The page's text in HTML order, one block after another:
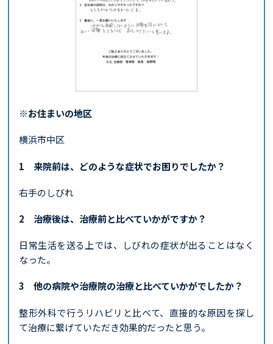
※お住まいの地区
横浜市中区
1 来院前は、どのような症状でお困りでしたか？
右手のしびれ
2 治療後は、治療前と比べていかがですか？
日常生活を送る上では、しびれの症状が出ることはなく
なった。
3 他の病院や治療院の治療と比べていかがでしたか？
整形外科で行うリハビリと比べて、直接的な原因を探し
て治療に繋げていただき効果的だったと思う。